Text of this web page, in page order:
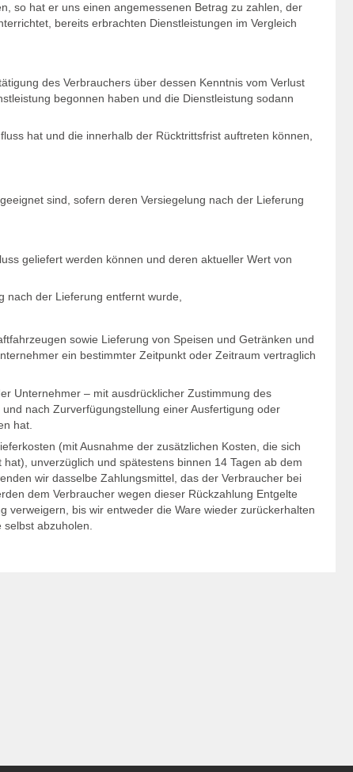
so hat er uns einen angemessenen Betrag zu zahlen, der
bereits erbrachten Dienstleistungen im Vergleich
des Verbrauchers über dessen Kenntnis vom Verlust
begonnen haben und die Dienstleistung sodann
hat und die innerhalb der Rücktrittsfrist auftreten können,
sind, sofern deren Versiegelung nach der Lieferung
geliefert werden können und deren aktueller Wert von
der Lieferung entfernt wurde,
sowie Lieferung von Speisen und Getränken und
ein bestimmter Zeitpunkt oder Zeitraum vertraglich
Unternehmer – mit ausdrücklicher Zustimmung des
nach Zurverfügungstellung einer Ausfertigung oder
hat.
(mit Ausnahme der zusätzlichen Kosten, die sich
unverzüglich und spätestens binnen 14 Tagen ab dem
wir dasselbe Zahlungsmittel, das der Verbraucher bei
dem Verbraucher wegen dieser Rückzahlung Entgelte
verweigern, bis wir entweder die Ware wieder zurückerhalten
abzuholen.